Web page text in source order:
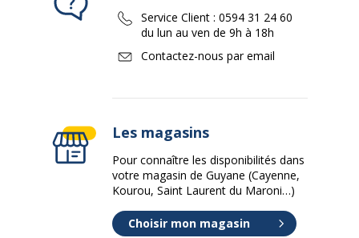
Service Client : 0594 31 24 60
du lun au ven de 9h à 18h
Contactez-nous par email
Les magasins
Pour connaître les disponibilités dans
votre magasin de Guyane (Cayenne,
Kourou, Saint Laurent du Maroni…)
Choisir mon magasin